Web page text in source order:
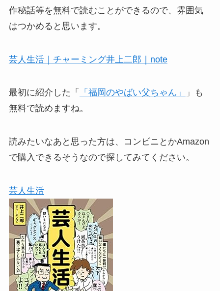
作秘話等を無料で読むことができるので、雰囲気
はつかめると思います。
芸人生活｜チャーミング井上二郎｜note
最初に紹介した「 「福岡のやばい父ちゃん」
」も
無料で読めますね。
読みたいなあと思った方は、コンビニとかAmazon
で購入できるそうなので探してみてください。
芸人生活